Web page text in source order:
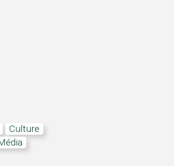
Culture
média